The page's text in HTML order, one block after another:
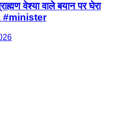
वेश्या वाले बयान पर घेरा
#minister